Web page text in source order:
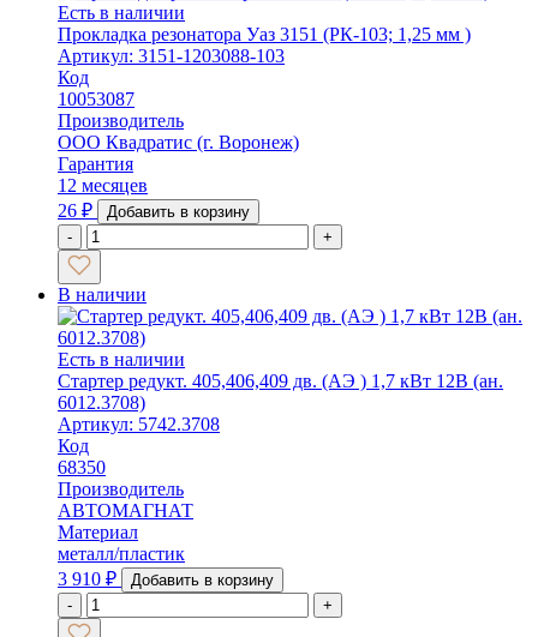
Есть в наличии
Прокладка резонатора Уаз 3151 (РК-103; 1,25 мм )
Артикул: 3151-1203088-103
Код
10053087
Производитель
ООО Квадратис (г. Воронеж)
Гарантия
12 месяцев
26 ₽
Добавить в корзину
-
+
В наличии
Есть в наличии
Стартер редукт. 405,406,409 дв. (AЭ ) 1,7 кВт 12В (ан.
6012.3708)
Артикул: 5742.3708
Код
68350
Производитель
АВТОМАГНАТ
Материал
металл/пластик
3 910 ₽
Добавить в корзину
-
+